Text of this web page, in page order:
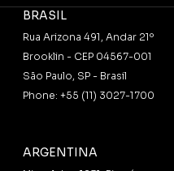
BRASIL
Rua Arizona 491, Andar 21º
Brooklin - CEP 04567-001
São Paulo, SP - Brasil
Phone: +55 (11) 3027-1700
ARGENTINA